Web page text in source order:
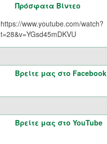
Πρόσφατα Βίντεο
https://www.youtube.com/watch?
t=28&v=YGsd45mDKVU
Βρείτε μας στο Facebook
Βρείτε μας στο YouTube